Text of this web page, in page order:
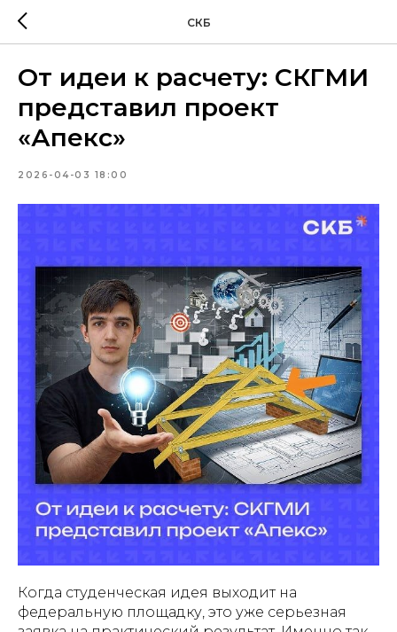
СКБ
От идеи к расчету: СКГМИ
представил проект
«Апекс»
2026-04-03 18:00
Когда студенческая идея выходит на
федеральную площадку, это уже серьезная